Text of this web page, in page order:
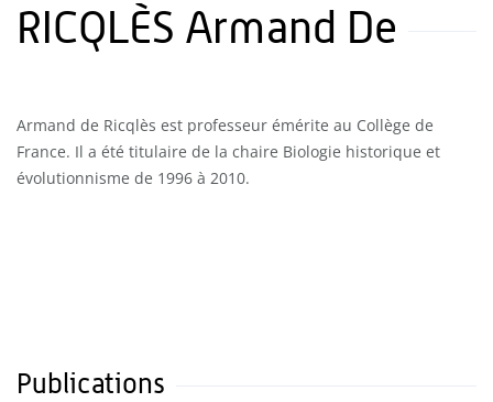
RICQLÈS Armand De
Armand de Ricqlès est professeur émérite au Collège de
France. Il a été titulaire de la chaire Biologie historique et
évolutionnisme de 1996 à 2010.
Publications